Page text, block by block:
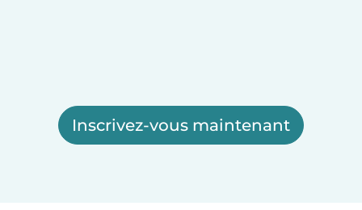
Inscrivez-vous maintenant